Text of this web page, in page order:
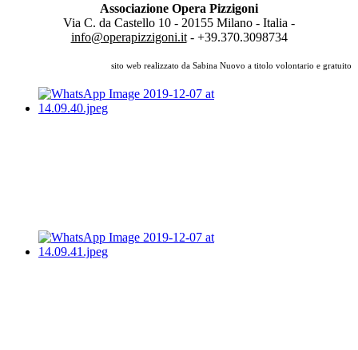
Associazione Opera Pizzigoni
Via C. da Castello 10 - 20155 Milano - Italia -
info@operapizzigoni.it- +39.370.3098734
sito web realizzato da Sabina Nuovo a titolo volontario e gratuito